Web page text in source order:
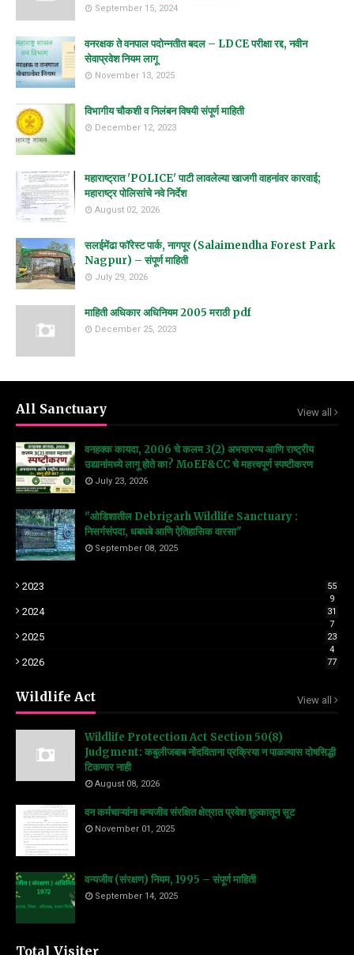
September 15, 2024
वनरक्षक ते वनपाल पदोन्नतीत बदल – LDCE परीक्षा रद्द, नवीन
सेवाप्रवेश नियम लागू
November 13, 2025
विभागीय चौकशी व निलंबन विषयी संपूर्ण माहिती
December 12, 2023
महाराष्ट्रात 'POLICE' पाटी लावलेल्या खाजगी वाहनांवर कारवाई;
महाराष्ट्र पोलिसांचे नवे निर्देश
August 02, 2026
सलईमेंढा फॉरेस्ट पार्क, नागपूर (Salaimendha Forest Park
Nagpur) – संपूर्ण माहिती
July 29, 2026
माहिती अधिकार अधिनियम 2005 मराठी pdf
December 25, 2023
All Sanctuary View all
वनहक्क कायदा, 2006 चे कलम 3(2) अभयारण्य आणि राष्ट्रीय
उद्यानांमध्ये लागू होते का? MoEF&CC चे महत्त्वपूर्ण स्पष्टीकरण
July 23, 2026
"ओडिशातील Debrigarh Wildlife Sanctuary :
निसर्गसंपदा, धबधबे आणि ऐतिहासिक वारसा"
September 08, 2025
2023
55
9
2024
31
7
2025
23
4
2026 77
Wildlife Act View all
Wildlife Protection Act Section 50(8)
Judgment: कबुलीजबाब नोंदविताना प्रक्रिया न पाळल्यास दोषसिद्धी
टिकणार नाही
August 08, 2026
वन कर्मचाऱ्यांना वन्यजीव संरक्षित क्षेत्रात प्रवेश शुल्कातून सूट
November 01, 2025
वन्यजीव (संरक्षण) नियम, 1995 – संपूर्ण माहिती
September 14, 2025
Total Visiter